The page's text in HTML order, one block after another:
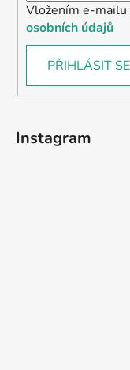
Vložením e-
osobních údajů
PŘIHLÁSIT SE
Instagram